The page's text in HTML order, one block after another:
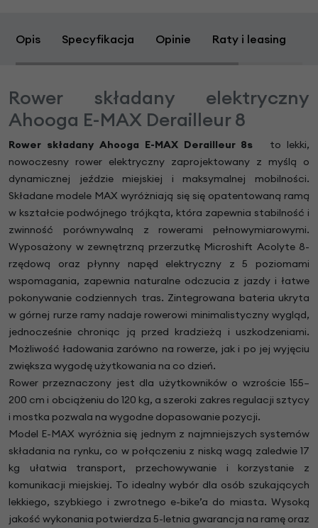
Opis Specyfikacja Opinie Raty i leasing
Rower składany elektryczny
Ahooga E-MAX Derailleur 8
Rower składany Ahooga E-MAX Derailleur8s
to lekki,
nowoczesny rower elektryczny zaprojektowany z myślą o
dynamicznej jeździe miejskiej i maksymalnej mobilności.
Składane modele MAX wyróżniają się się opatentowaną ramą
w kształcie podwójnego trójkąta, która zapewnia stabilność i
zwinność porównywalną z rowerami pełnowymiarowymi.
Wyposażony w zewnętrzną przerzutkę Microshift Acolyte 8-
rzędową oraz płynny napęd elektryczny z 5 poziomami
wspomagania, zapewnia naturalne odczucia z jazdy i łatwe
pokonywanie codziennych tras. Zintegrowana bateria ukryta
w górnej rurze ramy nadaje rowerowi minimalistyczny wygląd,
jednocześnie chroniąc ją przed kradzieżą i uszkodzeniami.
Możliwość ładowania zarówno na rowerze, jak i po jej wyjęciu
zwiększa wygodę użytkowania na co dzień.
Rower przeznaczony jest dla użytkowników o wzroście 155–
200 cm i obciążeniu do 120 kg, a szeroki zakres regulacji sztycy
i mostka pozwala na wygodne dopasowanie pozycji.
Model E-MAX wyróżnia się jednym z najmniejszych systemów
składania na rynku, co w połączeniu z niską wagą zaledwie 17
kg ułatwia transport, przechowywanie i korzystanie z
komunikacji miejskiej. To idealny wybór dla osób szukających
lekkiego, szybkiego i zwrotnego e-bike’a do miasta. Wysoką
jakość wykonania potwierdza 5-letnia gwarancja na ramę oraz